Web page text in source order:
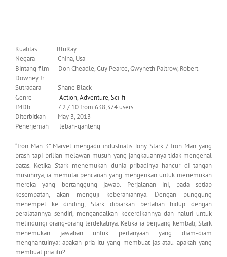
Kualitas BluRay
Negara China, Usa
Bintang film Don Cheadle, Guy Pearce, Gwyneth Paltrow, Robert
Downey Jr.
Sutradara Shane Black
Genre Action,Adventure,Sci-fi
IMDb 7.2 / 10 from 638,374 users
Diterbitkan May 3, 2013
Penerjemah lebah-ganteng
“Iron Man 3” Marvel mengadu industrialis Tony Stark / Iron Man yang
brash-tapi-brilian melawan musuh yang jangkauannya tidak mengenal
batas. Ketika Stark menemukan dunia pribadinya hancur di tangan
musuhnya, ia memulai pencarian yang mengerikan untuk menemukan
mereka yang bertanggung jawab. Perjalanan ini, pada setiap
kesempatan, akan menguji keberaniannya. Dengan punggung
menempel ke dinding, Stark dibiarkan bertahan hidup dengan
peralatannya sendiri, mengandalkan kecerdikannya dan naluri untuk
melindungi orang-orang terdekatnya. Ketika ia berjuang kembali, Stark
menemukan jawaban untuk pertanyaan yang diam-diam
menghantuinya: apakah pria itu yang membuat jas atau apakah yang
membuat pria itu?